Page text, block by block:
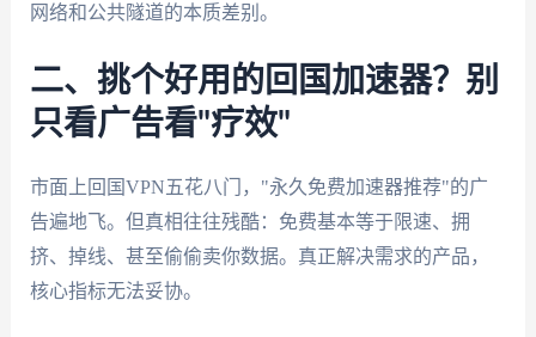
网络和公共隧道的本质差别。
二、挑个好用的回国加速器？别
只看广告看"疗效"
市面上回国VPN五花八门，"永久免费加速器推荐"的广
告遍地飞。但真相往往残酷：免费基本等于限速、拥
挤、掉线、甚至偷偷卖你数据。真正解决需求的产品，
核心指标无法妥协。